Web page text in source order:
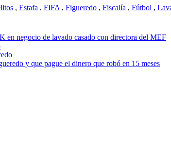
, Estafa , FIFA , Figueredo , Fiscalía , Fútbol ,
en negocio de lavado casado con directora del MEF
y que pague el dinero que robó en 15 meses